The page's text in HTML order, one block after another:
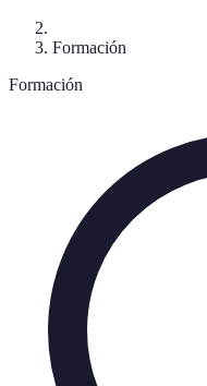
Formación
Formación